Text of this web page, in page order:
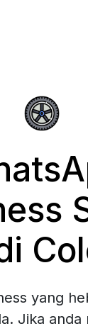
yang
Jika anda